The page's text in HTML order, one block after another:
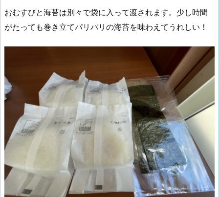
おむすびと海苔は別々で袋に入って渡されます。少し時間
がたっても巻き立てパリパリの海苔を味わえてうれしい！